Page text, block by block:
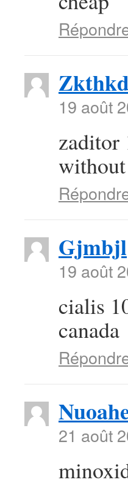
19 août
zaditor
Gjmbjl
19 août
cialis
canada
21 août